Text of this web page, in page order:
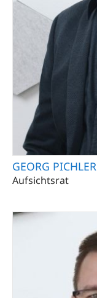
GEORG PICHLER
Aufsichtsrat